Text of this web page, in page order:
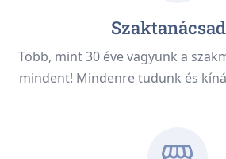
Több, mint 30 éve vagyunk a
mindent! Mindenre tudunk és